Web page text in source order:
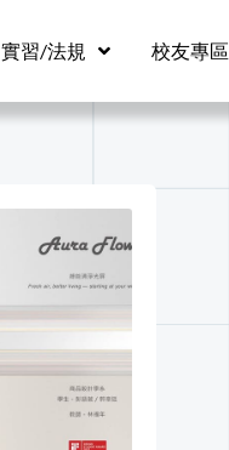
實習/法規 校友專區